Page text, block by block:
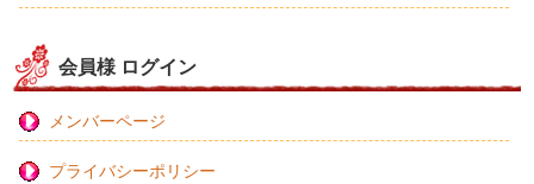
会員様 ログイン
メンバーページ
プライバシーポリシー